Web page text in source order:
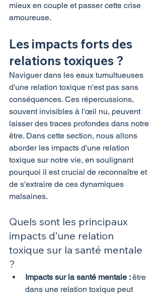
mieux en couple et passer cette crise
amoureuse.
Les impacts forts des
relations toxiques ?
Naviguer dans les eaux tumultueuses
d'une relation toxique n'est pas sans
conséquences. Ces répercussions,
souvent invisibles à l'œil nu, peuvent
laisser des traces profondes dans notre
être. Dans cette section, nous allons
aborder les impacts d'une relation
toxique sur notre vie, en soulignant
pourquoi il est crucial de reconnaître et
de s'extraire de ces dynamiques
malsaines.
Quels sont les principaux
impacts d’une relation
toxique sur la santé mentale
?
Impacts sur la santé mentale : être
dans une relation toxique peut